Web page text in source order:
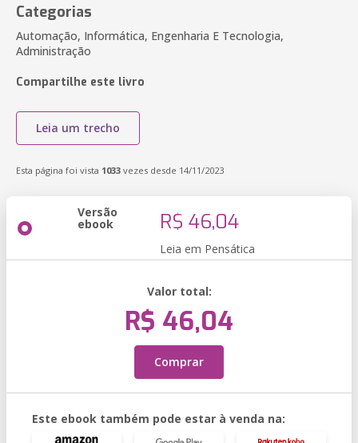
Categorias
Automação, Informática, Engenharia E Tecnologia,
Administração
Compartilhe este livro
Leia um trecho
Esta página foi vista 1033 vezes desde 14/11/2023
Versão
ebook R$ 46,04
Leia em Pensática
Valor total:
R$ 46,04
Comprar
Este ebook também pode estar à venda na: